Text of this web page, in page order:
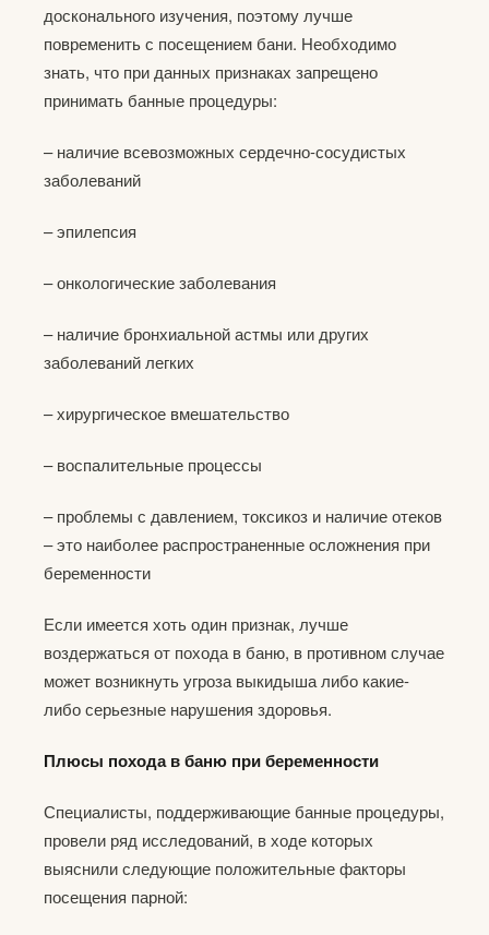
досконального изучения, поэтому лучше
повременить с посещением бани. Необходимо
знать, что при данных признаках запрещено
принимать банные процедуры:
– наличие всевозможных сердечно-сосудистых
заболеваний
– эпилепсия
– онкологические заболевания
– наличие бронхиальной астмы или других
заболеваний легких
– хирургическое вмешательство
– воспалительные процессы
– проблемы с давлением, токсикоз и наличие отеков
– это наиболее распространенные осложнения при
беременности
Если имеется хоть один признак, лучше
воздержаться от похода в баню, в противном случае
может возникнуть угроза выкидыша либо какие-
либо серьезные нарушения здоровья.
Плюсы похода в баню при беременности
Специалисты, поддерживающие банные процедуры,
провели ряд исследований, в ходе которых
выяснили следующие положительные факторы
посещения парной: